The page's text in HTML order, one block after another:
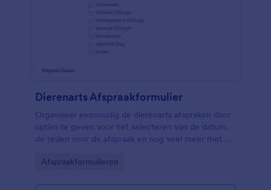
Dierenarts Afspraakformulier
Organiseer eenvoudig de dierenarts afspraken door
opties te geven voor het selecteren van de datum,
de reden voor de afspraak en nog veel meer met dit
Go to Category:
Afspraakformulieren